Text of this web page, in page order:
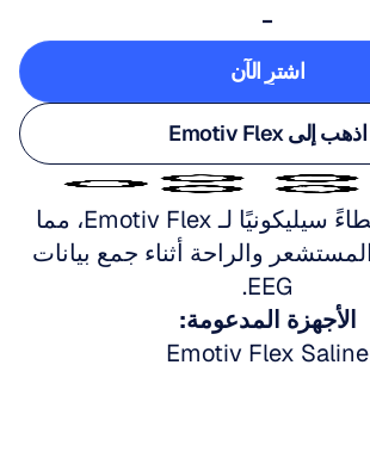
-
اشترِ الآن
اشترِ الآن
اذهب إلى Emotiv Flex
اذهب إلى Emotiv Flex
EEG.
الأجهزة المدعومة:
Emotiv Flex Saline